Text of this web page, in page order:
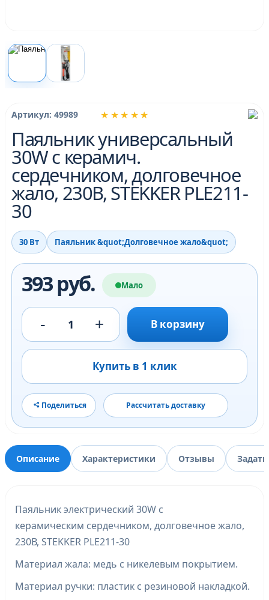
★★★★★
Артикул: 49989
Паяльник универсальный
30W с керамич.
сердечником, долговечное
жало, 230В, STEKKER PLE211-
30
30 Вт Паяльник &quot;Долговечное жало&quot;
393 руб. Мало
- 1 + В корзину
Купить в 1 клик
Поделиться Рассчитать доставку
Описание Характеристики Отзывы
Паяльник электрический 30W с
керамическим сердечником, долговечное жало,
230В, STEKKER PLE211-30
Материал жала: медь с никелевым покрытием.
Материал ручки: пластик с резиновой накладкой.